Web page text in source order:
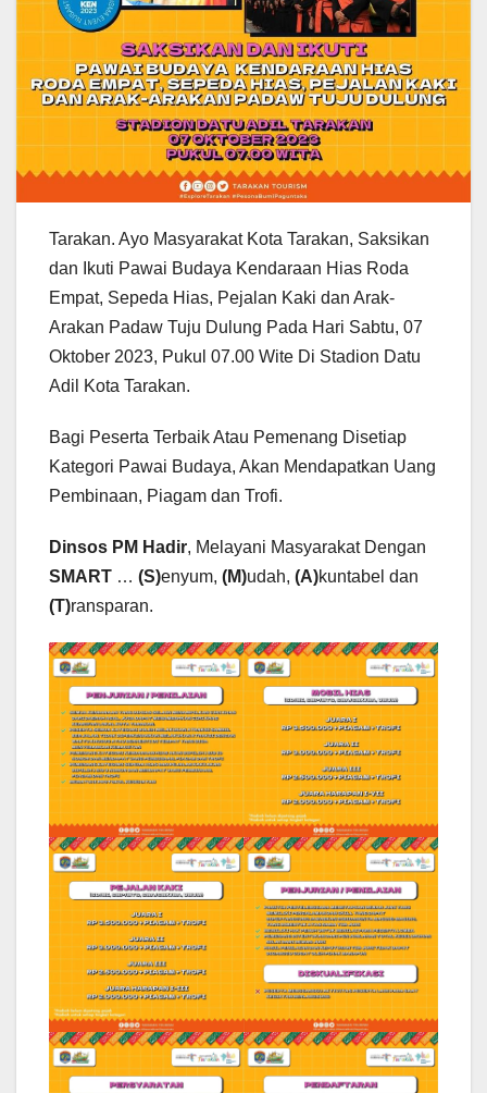
Tarakan. Ayo Masyarakat Kota Tarakan, Saksikan
dan Ikuti Pawai Budaya Kendaraan Hias Roda
Empat, Sepeda Hias, Pejalan Kaki dan Arak-
Arakan Padaw Tuju Dulung Pada Hari Sabtu, 07
Oktober 2023, Pukul 07.00 Wite Di Stadion Datu
Adil Kota Tarakan.
Bagi Peserta Terbaik Atau Pemenang Disetiap
Kategori Pawai Budaya, Akan Mendapatkan Uang
Pembinaan, Piagam dan Trofi.
Dinsos PM Hadir, Melayani Masyarakat Dengan
SMART … (S)enyum, (M)udah, (A)kuntabel dan
(T)ransparan.